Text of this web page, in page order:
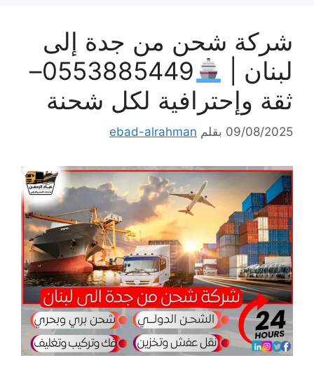
شركة شحن من جدة إلى
لبنان |
0553885449–
ثقة وإحترافية لكل شحنة
09/08/2025 بقلم ebad-alrahman